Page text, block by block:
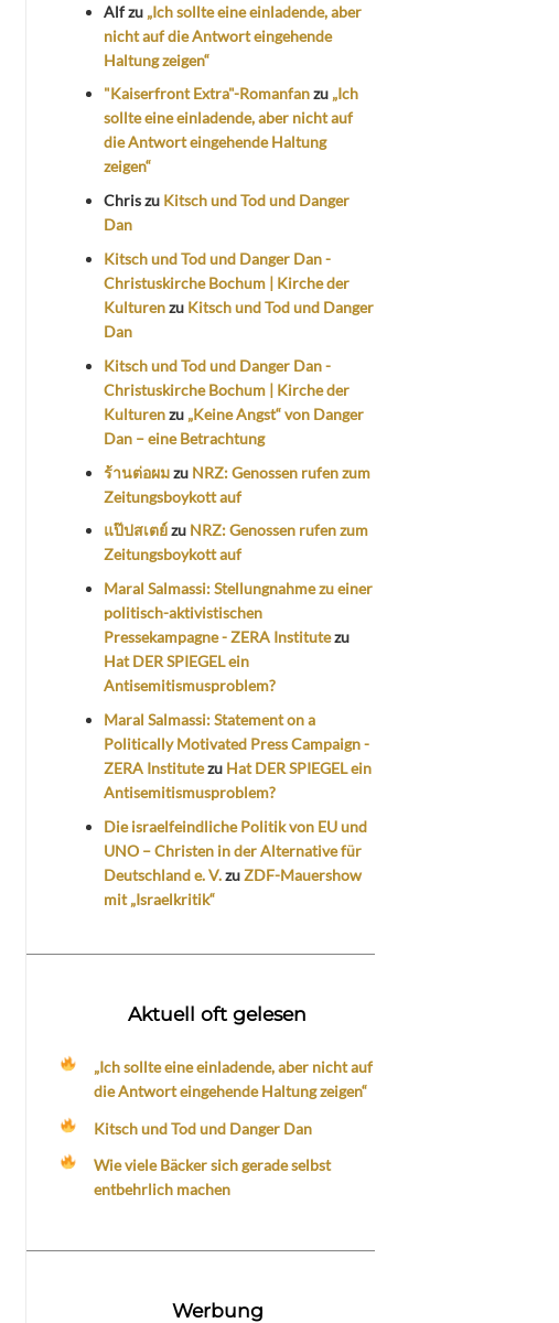
Alfzu „Ich sollte eine einladende, aber
nicht auf die Antwort eingehende
Haltung zeigen“
"Kaiserfront Extra"-Romanfanzu „Ich
sollte eine einladende, aber nicht auf
die Antwort eingehende Haltung
zeigen“
Chriszu Kitsch und Tod und Danger
Dan
Kitsch und Tod und Danger Dan -
Christuskirche Bochum | Kirche der
Kulturenzu Kitsch und Tod und Danger
Dan
Kitsch und Tod und Danger Dan -
Christuskirche Bochum | Kirche der
Kulturenzu „Keine Angst“ von Danger
Dan – eine Betrachtung
ร้านต่อผมzu NRZ: Genossen rufen zum
Zeitungsboykott auf
แป๊ปสเตย์zu NRZ: Genossen rufen zum
Zeitungsboykott auf
Maral Salmassi: Stellungnahme zu einer
politisch-aktivistischen
Pressekampagne - ZERA Institutezu
Hat DER SPIEGEL ein
Antisemitismusproblem?
Maral Salmassi: Statement on a
Politically Motivated Press Campaign -
ZERA Institutezu Hat DER SPIEGEL ein
Antisemitismusproblem?
Die israelfeindliche Politik von EU und
UNO – Christen in der Alternative für
Deutschland e. V.zuZDF-Mauershow
mit „Israelkritik“
Aktuell oft gelesen
„Ich sollte eine einladende, aber nicht auf
die Antwort eingehende Haltung zeigen“
Kitsch und Tod und Danger Dan
Wie viele Bäcker sich gerade selbst
entbehrlich machen
Werbung